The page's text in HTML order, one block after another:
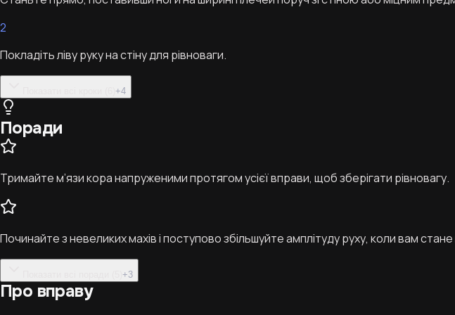
2
Покладіть ліву руку на стіну для рівноваги.
+4
Поради
Тримайте м’язи кора напруженими протягом усієї вправи, щоб зберігати рівновагу.
Починайте з невеликих махів і поступово збільшуйте амплітуду руху, коли вам
+3
Про вправу